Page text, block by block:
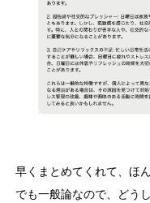
早くまとめてくれて、ほ
でも一般論なので、どう